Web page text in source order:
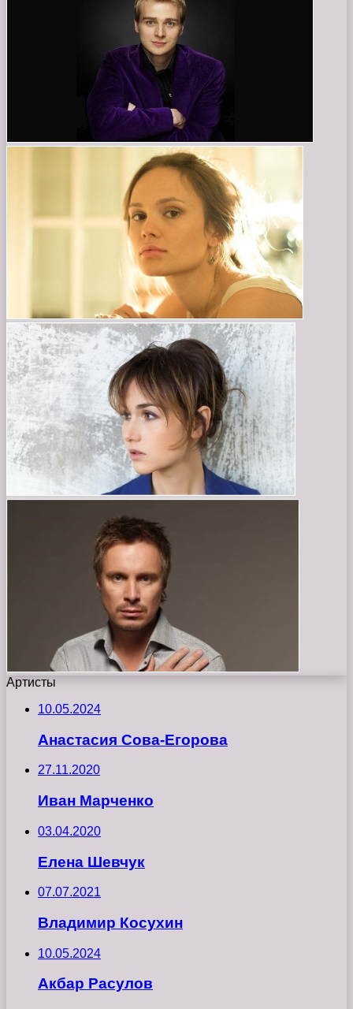
Артисты
10.05.2024
Анастасия Сова-Егорова
27.11.2020
Иван Марченко
03.04.2020
Елена Шевчук
07.07.2021
Владимир Косухин
10.05.2024
Акбар Расулов